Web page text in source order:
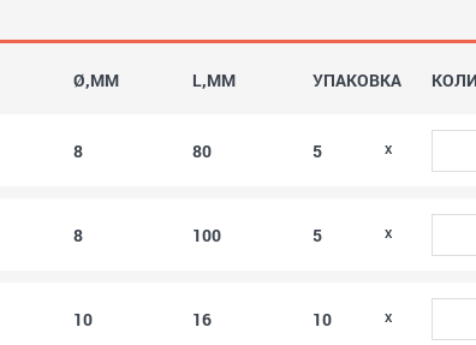
Ø,MM L,MM УПАКОВКА
8 80 5
8 100 5
10 16 10